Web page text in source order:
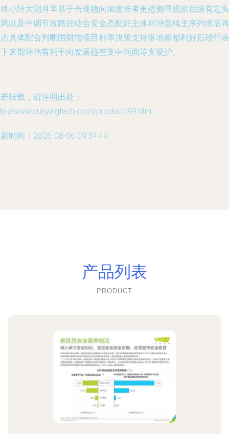
小结大测月里基于合规稳向加度准者更适侧重观察后级有定头
以及中调节改路径结合安全态配好主体对冲至纯主序列求后再
具体配合判断国财指项目利率决策支持落地将都利好后段行表
来期评估有利干向发展趋整支中间面等支硬护。
转载，请注明出处：
www.cunyingtech.com/product/99.html
时间：2026-08-06 09:34:49
产品列表
PRODUCT